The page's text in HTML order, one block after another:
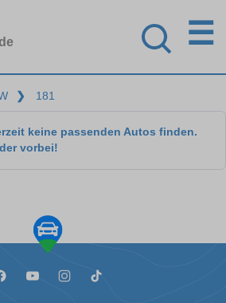
☰
❯ 181
keine passenden Autos finden.
vorbei!